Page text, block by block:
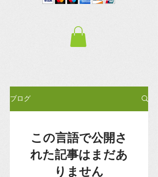
ブログ
この言語で公開さ
れた記事はまだあ
りません